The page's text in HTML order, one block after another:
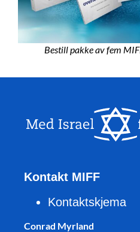
Bestill pakke av fem
Kontakt MIFF
Kontaktskjema
Conrad Myrland